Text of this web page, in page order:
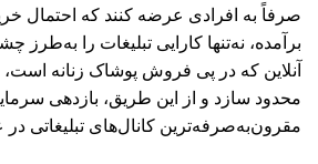
صرفاً به افرادی عرضه کنند که احتمال
برآمده، نه‌تنها کارایی تبلیغات را
محدود سازد و از این طریق، بازدهی
مقرون‌به‌صرفه‌ترین کانال‌های تبلیغاتی